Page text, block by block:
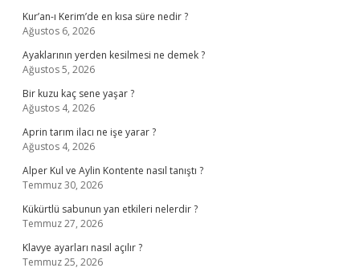
Kur’an-ı Kerim’de en kısa süre nedir ?
Ağustos 6, 2026
Ayaklarının yerden kesilmesi ne demek ?
Ağustos 5, 2026
Bir kuzu kaç sene yaşar ?
Ağustos 4, 2026
Aprin tarım ilacı ne işe yarar ?
Ağustos 4, 2026
Alper Kul ve Aylin Kontente nasıl tanıştı ?
Temmuz 30, 2026
Kükürtlü sabunun yan etkileri nelerdir ?
Temmuz 27, 2026
Klavye ayarları nasıl açılır ?
Temmuz 25, 2026